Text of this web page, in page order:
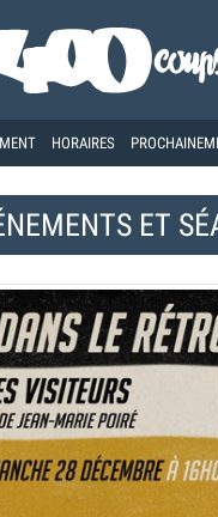
HORAIRES
ET